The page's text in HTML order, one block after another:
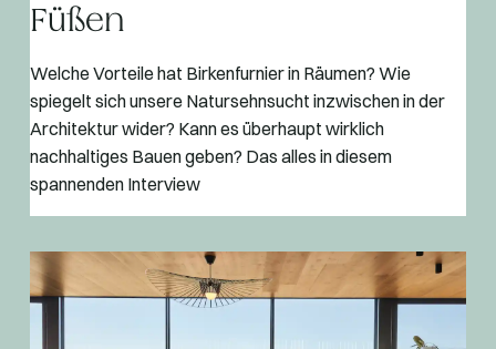
Füßen
Welche Vorteile hat Birkenfurnier in Räumen? Wie
spiegelt sich unsere Natursehnsucht inzwischen in der
Architektur wider? Kann es überhaupt wirklich
nachhaltiges Bauen geben? Das alles in diesem
spannenden Interview